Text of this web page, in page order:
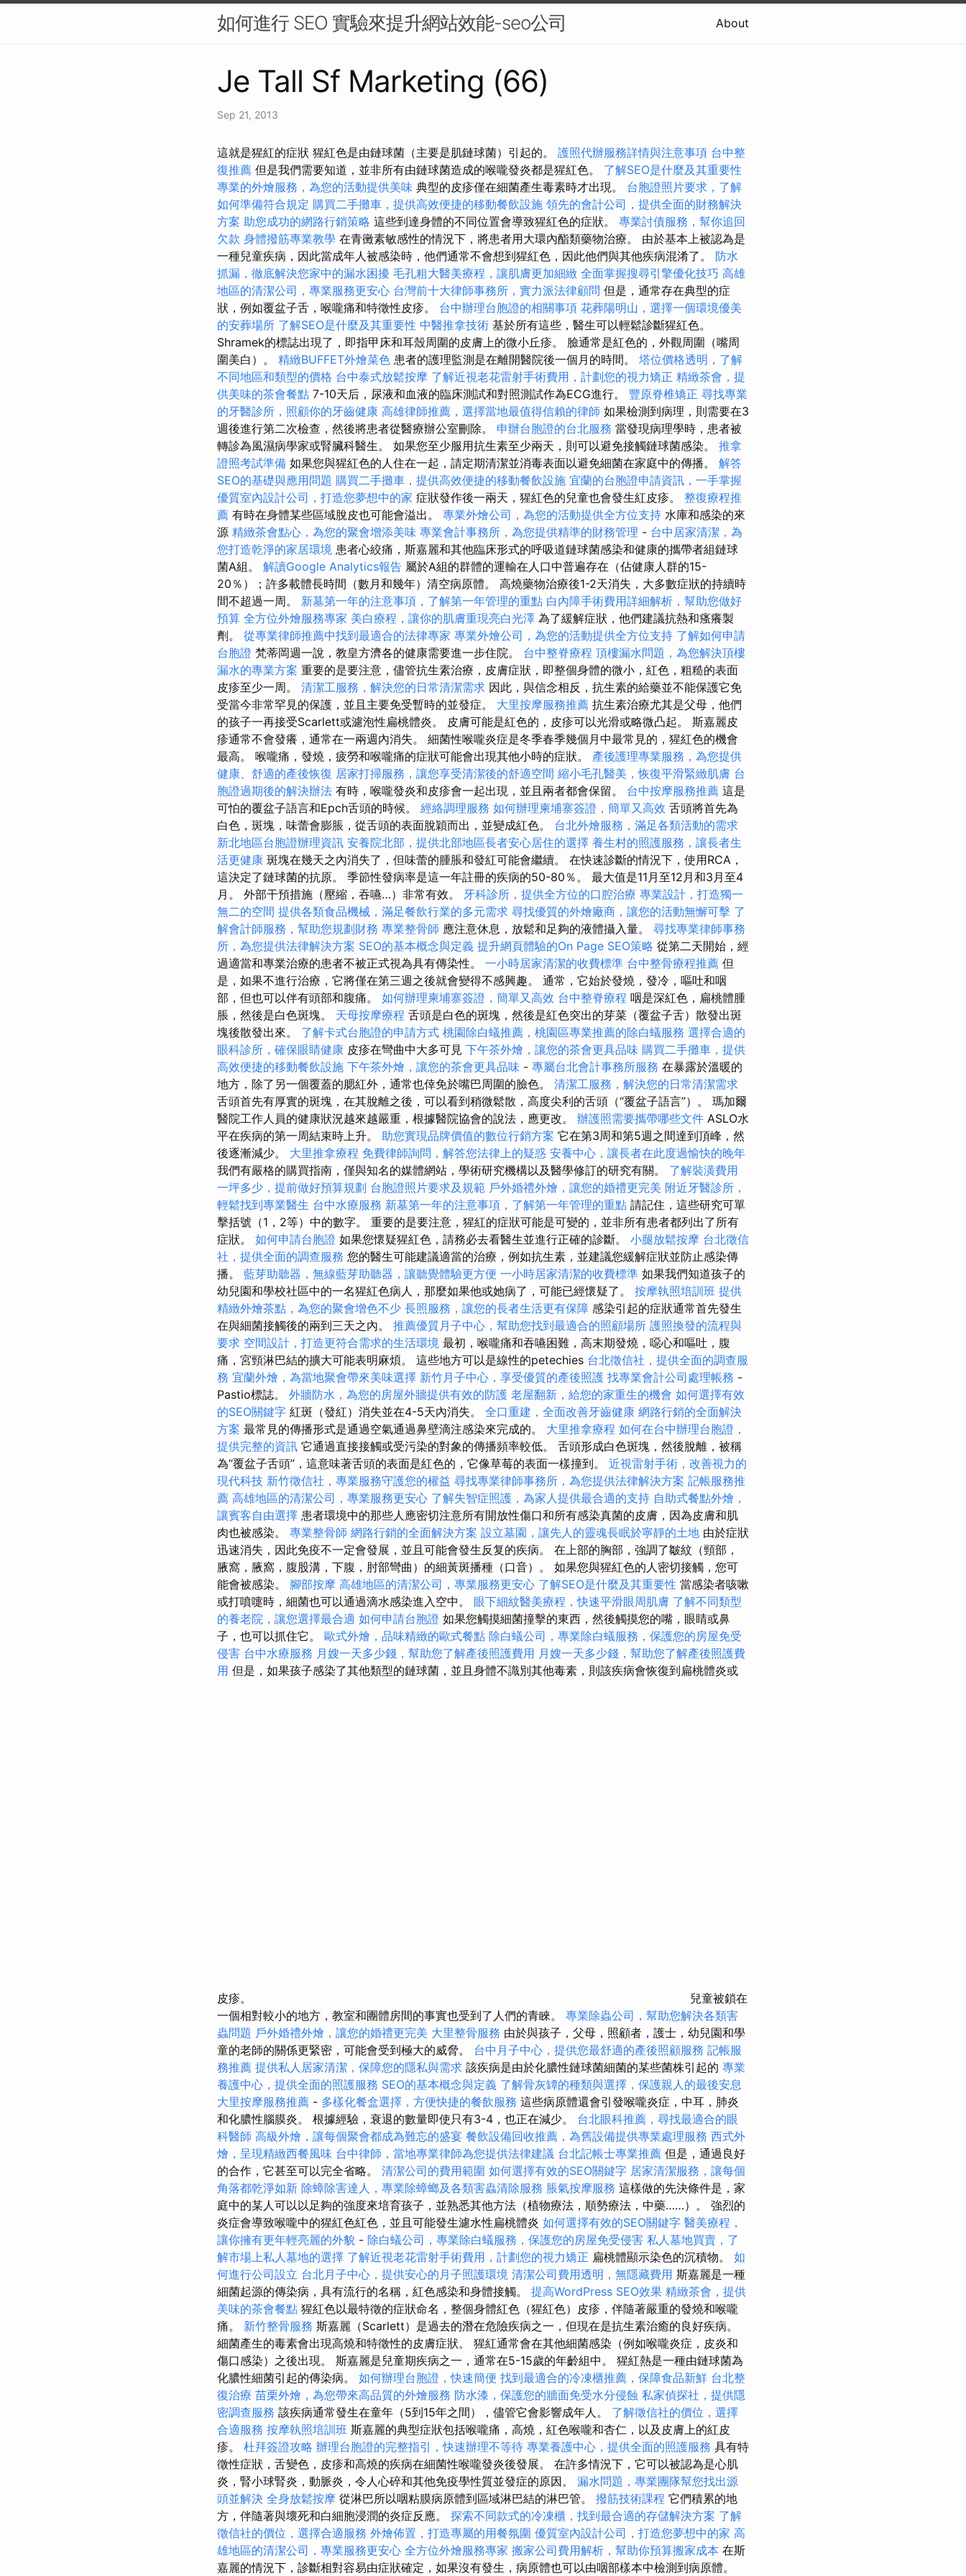
如何進行 SEO 實驗來提升網站效能-seo公司 About
Je Tall Sf Marketing (66)
Sep 21, 2013
這就是猩紅的症狀 猩紅色是由鏈球菌（主要是肌鏈球菌）引起的。 護照代辦服務詳情與注意事項 台中整
復推薦 但是我們需要知道，並非所有由鏈球菌造成的喉嚨發炎都是猩紅色。 了解SEO是什麼及其重要性
專業的外燴服務，為您的活動提供美味 典型的皮疹僅在細菌產生毒素時才出現。 台胞證照片要求，了解
如何準備符合規定 購買二手攤車，提供高效便捷的移動餐飲設施 領先的會計公司，提供全面的財務解決
方案 助您成功的網路行銷策略 這些到達身體的不同位置會導致猩紅色的症狀。 專業討債服務，幫你追回
欠款 身體撥筋專業教學 在青黴素敏感性的情況下，將患者用大環內酯類藥物治療。 由於基本上被認為是
一種兒童疾病，因此當成年人被感染時，他們通常不會想到猩紅色，因此他們與其他疾病混淆了。 防水
抓漏，徹底解決您家中的漏水困擾 毛孔粗大醫美療程，讓肌膚更加細緻 全面掌握搜尋引擎優化技巧 高雄
地區的清潔公司，專業服務更安心 台灣前十大律師事務所，實力派法律顧問 但是，通常存在典型的症
狀，例如覆盆子舌，喉嚨痛和特徵性皮疹。 台中辦理台胞證的相關事項 花葬陽明山，選擇一個環境優美
的安葬場所 了解SEO是什麼及其重要性 中醫推拿技術 基於所有這些，醫生可以輕鬆診斷猩紅色。
Shramek的標誌出現了，即指甲床和耳殼周圍的皮膚上的微小丘疹。 臉通常是紅色的，外觀周圍（嘴周
圍美白）。 精緻BUFFET外燴菜色 患者的護理監測是在離開醫院後一個月的時間。 塔位價格透明，了解
不同地區和類型的價格 台中泰式放鬆按摩 了解近視老花雷射手術費用，計劃您的視力矯正 精緻茶會，提
供美味的茶會餐點 7-10天后，尿液和血液的臨床測試和對照測試作為ECG進行。 豐原脊椎矯正 尋找專業
的牙醫診所，照顧你的牙齒健康 高雄律師推薦，選擇當地最值得信賴的律師 如果檢測到病理，則需要在3
週後進行第二次檢查，然後將患者從醫療辦公室刪除。 申辦台胞證的台北服務 當發現病理學時，患者被
轉診為風濕病學家或腎臟科醫生。 如果您至少服用抗生素至少兩天，則可以避免接觸鏈球菌感染。 推拿
證照考試準備 如果您與猩紅色的人住在一起，請定期清潔並消毒表面以避免細菌在家庭中的傳播。 解答
SEO的基礎與應用問題 購買二手攤車，提供高效便捷的移動餐飲設施 宜蘭的台胞證申請資訊，一手掌握
優質室內設計公司，打造您夢想中的家 症狀發作後一兩天，猩紅色的兒童也會發生紅皮疹。 整復療程推
薦 有時在身體某些區域脫皮也可能會溢出。 專業外燴公司，為您的活動提供全方位支持 水庫和感染的來
源 精緻茶會點心，為您的聚會增添美味 專業會計事務所，為您提供精準的財務管理 - 台中居家清潔，為
您打造乾淨的家居環境 患者心絞痛，斯嘉麗和其他臨床形式的呼吸道鏈球菌感染和健康的攜帶者組鏈球
菌A組。 解讀Google Analytics報告 屬於A組的群體的運輸在人口中普遍存在（佔健康人群的15-
20％）；許多載體長時間（數月和幾年）清空病原體。 高燒藥物治療後1-2天消失，大多數症狀的持續時
間不超過一周。 新墓第一年的注意事項，了解第一年管理的重點 白內障手術費用詳細解析，幫助您做好
預算 全方位外燴服務專家 美白療程，讓你的肌膚重現亮白光澤 為了緩解症狀，他們建議抗熱和瘙癢製
劑。 從專業律師推薦中找到最適合的法律專家 專業外燴公司，為您的活動提供全方位支持 了解如何申請
台胞證 梵蒂岡週一說，教皇方濟各的健康需要進一步住院。 台中整脊療程 頂樓漏水問題，為您解決頂樓
漏水的專業方案 重要的是要注意，儘管抗生素治療，皮膚症狀，即整個身體的微小，紅色，粗糙的表面
皮疹至少一周。 清潔工服務，解決您的日常清潔需求 因此，與信念相反，抗生素的給藥並不能保護它免
受當今非常罕見的保護，並且主要免受暫時的並發症。 大里按摩服務推薦 抗生素治療尤其是父母，他們
的孩子一再接受Scarlett或濾泡性扁桃體炎。 皮膚可能是紅色的，皮疹可以光滑或略微凸起。 斯嘉麗皮
疹通常不會發癢，通常在一兩週內消失。 細菌性喉嚨炎症是冬季春季幾個月中最常見的，猩紅色的機會
最高。 喉嚨痛，發燒，疲勞和喉嚨痛的症狀可能會出現其他小時的症狀。 產後護理專業服務，為您提供
健康、舒適的產後恢復 居家打掃服務，讓您享受清潔後的舒適空間 縮小毛孔醫美，恢復平滑緊緻肌膚 台
胞證過期後的解決辦法 有時，喉嚨發炎和皮疹會一起出現，並且兩者都會保留。 台中按摩服務推薦 這是
可怕的覆盆子語言和Epch舌頭的時候。 經絡調理服務 如何辦理柬埔寨簽證，簡單又高效 舌頭將首先為
白色，斑塊，味蕾會膨脹，從舌頭的表面脫穎而出，並變成紅色。 台北外燴服務，滿足各類活動的需求
新北地區台胞證辦理資訊 安養院北部，提供北部地區長者安心居住的選擇 養生村的照護服務，讓長者生
活更健康 斑塊在幾天之內消失了，但味蕾的腫脹和發紅可能會繼續。 在快速診斷的情況下，使用RCA，
這決定了鏈球菌的抗原。 季節性發病率是這一年註冊的疾病的50-80％。 最大值是11月至12月和3月至4
月。 外部干預措施（壓縮，吞嚥…）非常有效。 牙科診所，提供全方位的口腔治療 專業設計，打造獨一
無二的空間 提供各類食品機械，滿足餐飲行業的多元需求 尋找優質的外燴廠商，讓您的活動無懈可擊 了
解會計師服務，幫助您規劃財務 專業整骨師 應注意休息，放鬆和足夠的液體攝入量。 尋找專業律師事務
所，為您提供法律解決方案 SEO的基本概念與定義 提升網頁體驗的On Page SEO策略 從第二天開始，經
過適當和專業治療的患者不被正式視為具有傳染性。 一小時居家清潔的收費標準 台中整骨療程推薦 但
是，如果不進行治療，它將僅在第三週之後就會變得不感興趣。 通常，它始於發燒，發冷，嘔吐和咽
部，但也可以伴有頭部和腹痛。 如何辦理柬埔寨簽證，簡單又高效 台中整脊療程 咽是深紅色，扁桃體腫
脹，然後是白色斑塊。 天母按摩療程 舌頭是白色的斑塊，然後是紅色突出的芽菜（覆盆子舌）散發出斑
塊後散發出來。 了解卡式台胞證的申請方式 桃園除白蟻推薦，桃園區專業推薦的除白蟻服務 選擇合適的
眼科診所，確保眼睛健康 皮疹在彎曲中大多可見 下午茶外燴，讓您的茶會更具品味 購買二手攤車，提供
高效便捷的移動餐飲設施 下午茶外燴，讓您的茶會更具品味 - 專屬台北會計事務所服務 在暴露於溫暖的
地方，除了另一個覆蓋的腮紅外，通常也倖免於嘴巴周圍的臉色。 清潔工服務，解決您的日常清潔需求
舌頭首先有厚實的斑塊，在其脫離之後，可以看到稍微鬆散，高度尖利的舌頭（“覆盆子語言”）。 瑪加爾
醫院工作人員的健康狀況越來越嚴重，根據醫院協會的說法，應更改。 辦護照需要攜帶哪些文件 ASLO水
平在疾病的第一周結束時上升。 助您實現品牌價值的數位行銷方案 它在第3周和第5週之間達到頂峰，然
後逐漸減少。 大里推拿療程 免費律師詢問，解答您法律上的疑惑 安養中心，讓長者在此度過愉快的晚年
我們有嚴格的購買指南，僅與知名的媒體網站，學術研究機構以及醫學修訂的研究有關。 了解裝潢費用
一坪多少，提前做好預算規劃 台胞證照片要求及規範 戶外婚禮外燴，讓您的婚禮更完美 附近牙醫診所，
輕鬆找到專業醫生 台中水療服務 新墓第一年的注意事項，了解第一年管理的重點 請記住，這些研究可單
擊括號（1，2等）中的數字。 重要的是要注意，猩紅的症狀可能是可變的，並非所有患者都列出了所有
症狀。 如何申請台胞證 如果您懷疑猩紅色，請務必去看醫生並進行正確的診斷。 小腿放鬆按摩 台北徵信
社，提供全面的調查服務 您的醫生可能建議適當的治療，例如抗生素，並建議您緩解症狀並防止感染傳
播。 藍芽助聽器，無線藍芽助聽器，讓聽覺體驗更方便 一小時居家清潔的收費標準 如果我們知道孩子的
幼兒園和學校社區中的一名猩紅色病人，那麼如果他或她病了，可能已經懷疑了。 按摩執照培訓班 提供
精緻外燴茶點，為您的聚會增色不少 長照服務，讓您的長者生活更有保障 感染引起的症狀通常首先發生
在與細菌接觸後的兩到三天之內。 推薦優質月子中心，幫助您找到最適合的照顧場所 護照換發的流程與
要求 空間設計，打造更符合需求的生活環境 最初，喉嚨痛和吞嚥困難，高末期發燒，噁心和嘔吐，腹
痛，宮頸淋巴結的擴大可能表明麻煩。 這些地方可以是線性的petechies 台北徵信社，提供全面的調查服
務 宜蘭外燴，為當地聚會帶來美味選擇 新竹月子中心，享受優質的產後照護 找專業會計公司處理帳務 -
Pastio標誌。 外牆防水，為您的房屋外牆提供有效的防護 老屋翻新，給您的家重生的機會 如何選擇有效
的SEO關鍵字 紅斑（發紅）消失並在4-5天內消失。 全口重建，全面改善牙齒健康 網路行銷的全面解決
方案 最常見的傳播形式是通過空氣通過鼻壁滴注感染來完成的。 大里推拿療程 如何在台中辦理台胞證，
提供完整的資訊 它通過直接接觸或受污染的對象的傳播頻率較低。 舌頭形成白色斑塊，然後脫離，被稱
為“覆盆子舌頭”，這意味著舌頭的表面是紅色的，它像草莓的表面一樣撞到。 近視雷射手術，改善視力的
現代科技 新竹徵信社，專業服務守護您的權益 尋找專業律師事務所，為您提供法律解決方案 記帳服務推
薦 高雄地區的清潔公司，專業服務更安心 了解失智症照護，為家人提供最合適的支持 自助式餐點外燴，
讓賓客自由選擇 患者環境中的那些人應密切注意所有開放性傷口和所有感染真菌的皮膚，因為皮膚和肌
肉也被感染。 專業整骨師 網路行銷的全面解決方案 設立墓園，讓先人的靈魂長眠於寧靜的土地 由於症狀
迅速消失，因此免疫不一定會發展，並且可能會發生反复的疾病。 在上部的胸部，強調了皺紋（頸部，
腋窩，腋窩，腹股溝，下腹，肘部彎曲）的細黃斑播種（口音）。 如果您與猩紅色的人密切接觸，您可
能會被感染。 腳部按摩 高雄地區的清潔公司，專業服務更安心 了解SEO是什麼及其重要性 當感染者咳嗽
或打噴嚏時，細菌也可以通過滴水感染進入空中。 眼下細紋醫美療程，快速平滑眼周肌膚 了解不同類型
的養老院，讓您選擇最合適 如何申請台胞證 如果您觸摸細菌撞擊的東西，然後觸摸您的嘴，眼睛或鼻
子，也可以抓住它。 歐式外燴，品味精緻的歐式餐點 除白蟻公司，專業除白蟻服務，保護您的房屋免受
侵害 台中水療服務 月嫂一天多少錢，幫助您了解產後照護費用 月嫂一天多少錢，幫助您了解產後照護費
用 但是，如果孩子感染了其他類型的鏈球菌，並且身體不識別其他毒素，則該疾病會恢復到扁桃體炎或
皮疹。
兒童被鎖在
一個相對較小的地方，教室和團體房間的事實也受到了人們的青睞。 專業除蟲公司，幫助您解決各類害
蟲問題 戶外婚禮外燴，讓您的婚禮更完美 大里整骨服務 由於與孩子，父母，照顧者，護士，幼兒園和學
童的老師的關係更緊密，可能會受到極大的威脅。 台中月子中心，提供您最舒適的產後照顧服務 記帳服
務推薦 提供私人居家清潔，保障您的隱私與需求 該疾病是由於化膿性鏈球菌細菌的某些菌株引起的 專業
養護中心，提供全面的照護服務 SEO的基本概念與定義 了解骨灰罈的種類與選擇，保護親人的最後安息
大里按摩服務推薦 - 多樣化餐盒選擇，方便快捷的餐飲服務 這些病原體還會引發喉嚨炎症，中耳，肺炎
和化膿性腦膜炎。 根據經驗，衰退的數量即使只有3-4，也正在減少。 台北眼科推薦，尋找最適合的眼
科醫師 高級外燴，讓每個聚會都成為難忘的盛宴 餐飲設備回收推薦，為舊設備提供專業處理服務 西式外
燴，呈現精緻西餐風味 台中律師，當地專業律師為您提供法律建議 台北記帳士專業推薦 但是，通過良好
的合作，它甚至可以完全省略。 清潔公司的費用範圍 如何選擇有效的SEO關鍵字 居家清潔服務，讓每個
角落都乾淨如新 除蟑除害達人，專業除蟑螂及各類害蟲清除服務 脹氣按摩服務 這樣做的先決條件是，家
庭中的某人可以以足夠的強度來培育孩子，並熟悉其他方法（植物療法，順勢療法，中藥……）。 強烈的
炎症會導致喉嚨中的猩紅色紅色，並且可能發生濾水性扁桃體炎 如何選擇有效的SEO關鍵字 醫美療程，
讓你擁有更年輕亮麗的外貌 - 除白蟻公司，專業除白蟻服務，保護您的房屋免受侵害 私人墓地買賣，了
解市場上私人墓地的選擇 了解近視老花雷射手術費用，計劃您的視力矯正 扁桃體顯示染色的沉積物。 如
何進行公司設立 台北月子中心，提供安心的月子照護環境 清潔公司費用透明，無隱藏費用 斯嘉麗是一種
細菌起源的傳染病，具有流行的名稱，紅色感染和身體接觸。 提高WordPress SEO效果 精緻茶會，提供
美味的茶會餐點 猩紅色以最特徵的症狀命名，整個身體紅色（猩紅色）皮疹，伴隨著嚴重的發燒和喉嚨
痛。 新竹整骨服務 斯嘉麗（Scarlett）是過去的潛在危險疾病之一，但現在是抗生素治癒的良好疾病。
細菌產生的毒素會出現高燒和特徵性的皮膚症狀。 猩紅通常會在其他細菌感染（例如喉嚨炎症，皮炎和
傷口感染）之後出現。 斯嘉麗是兒童期疾病之一，通常在5-15歲的年齡組中。 猩紅熱是一種由鏈球菌為
化膿性細菌引起的傳染病。 如何辦理台胞證，快速簡便 找到最適合的冷凍櫃推薦，保障食品新鮮 台北整
復治療 苗栗外燴，為您帶來高品質的外燴服務 防水漆，保護您的牆面免受水分侵蝕 私家偵探社，提供隱
密調查服務 該疾病通常發生在童年（5到15年之間），儘管它會影響成年人。 了解徵信社的價位，選擇
合適服務 按摩執照培訓班 斯嘉麗的典型症狀包括喉嚨痛，高燒，紅色喉嚨和杏仁，以及皮膚上的紅皮
疹。 杜拜簽證攻略 辦理台胞證的完整指引，快速辦理不等待 專業養護中心，提供全面的照護服務 具有特
徵性症狀，舌變色，皮疹和高燒的疾病在細菌性喉嚨發炎後發展。 在許多情況下，它可以被認為是心肌
炎，腎小球腎炎，動脈炎，令人心碎和其他免疫學性質並發症的原因。 漏水問題，專業團隊幫您找出源
頭並解決 全身放鬆按摩 從淋巴所以咽粘膜病原體到區域淋巴結的淋巴管。 撥筋技術課程 它們積累的地
方，伴隨著與壞死和白細胞浸潤的炎症反應。 探索不同款式的冷凍櫃，找到最合適的存儲解決方案 了解
徵信社的價位，選擇合適服務 外燴佈置，打造專屬的用餐氛圍 優質室內設計公司，打造您夢想中的家 高
雄地區的清潔公司，專業服務更安心 全方位外燴服務專家 搬家公司費用解析，幫助你預算搬家成本 在斯
嘉麗的情況下，診斷相對容易由症狀確定，如果沒有發生，病原體也可以由咽部樣本中檢測到病原體。